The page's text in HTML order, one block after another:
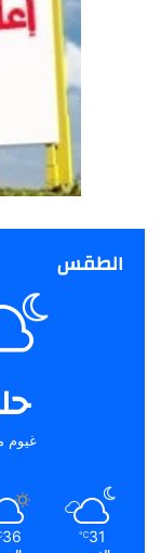
الطقس
غيوم
31
℃
36